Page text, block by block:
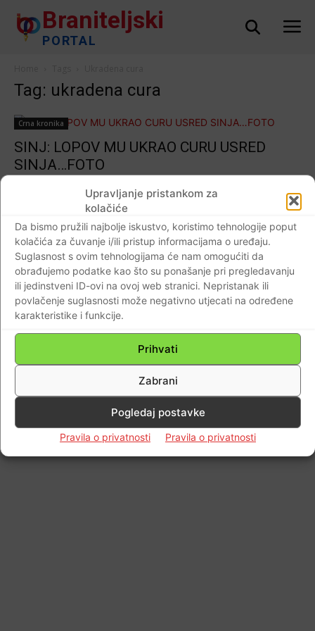
Upravljanje pristankom za
kolačiće
Da bismo pružili najbolje iskustvo, koristimo tehnologije poput
kolačića za čuvanje i/ili pristup informacijama o uređaju.
Suglasnost s ovim tehnologijama će nam omogućiti da
obrađujemo podatke kao što su ponašanje pri pregledavanju
ili jedinstveni ID-ovi na ovoj web stranici. Nepristanak ili
povlačenje suglasnosti može negativno utjecati na određene
karakteristike i funkcije.
Prihvati
Zabrani
Pogledaj postavke
Pravila o privatnosti Pravila o privatnosti
Braniteljski
PORTAL
Tag: ukradena cura
Crna kronika
SINJ: LOPOV MU UKRAO CURU USRED
SINJA…FOTO
Impressum Kontaktirajte nas Pravila o privatnosti
© Newspaper WordPress Theme by TagDiv